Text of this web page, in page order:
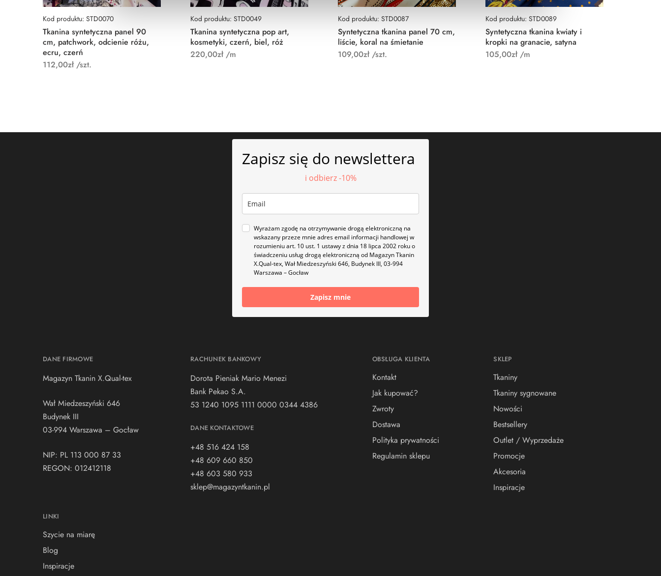
Kod produktu: STD0070
Tkanina syntetyczna panel 90
cm, patchwork, odcienie różu,
ecru, czerń
112,00zł/szt.
Kod produktu: STD0049
Tkanina syntetyczna pop art,
kosmetyki, czerń, biel, róż
220,00zł/m
Kod produktu: STD0087
Syntetyczna tkanina panel 70 cm,
liście, koral na śmietanie
109,00zł/szt.
Kod produktu: STD0089
Syntetyczna tkanina kwiaty i
kropki na granacie, satyna
105,00zł/m
Zapisz się do newslettera
i odbierz -10%
Wyrażam zgodę na otrzymywanie drogą elektroniczną na
wskazany przeze mnie adres email informacji handlowej w
rozumieniu art. 10 ust. 1 ustawy z dnia 18 lipca 2002 roku o
świadczeniu usług drogą elektroniczną od Magazyn Tkanin
X.Qual-tex, Wał Miedzeszyński 646, Budynek III, 03-994
Warszawa – Gocław
Zapisz mnie
DANE FIRMOWE
Magazyn Tkanin X.Qual-tex
Wał Miedzeszyński 646
Budynek III
03-994 Warszawa – Gocław
NIP: PL 113 000 87 33
REGON: 012412118
LINKI
Szycie na miarę
Blog
Inspiracje
RACHUNEK BANKOWY
Dorota Pieniak Mario Menezi
Bank Pekao S.A.
53 1240 1095 1111 0000 0344 4386
DANE KONTAKTOWE
+48 516 424 158
+48 609 660 850
+48 603 580 933
sklep@magazyntkanin.pl
OBSŁUGA KLIENTA
Kontakt
Jak kupować?
Zwroty
Dostawa
Polityka prywatności
Regulamin sklepu
SKLEP
Tkaniny
Tkaniny sygnowane
Nowości
Bestsellery
Outlet / Wyprzedaże
Promocje
Akcesoria
Inspiracje